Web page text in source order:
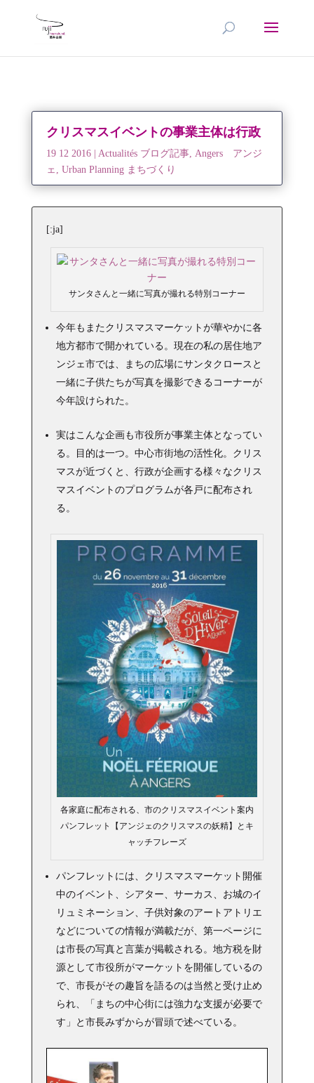
クリスマスイベントの事業主体は行政
19 12 2016| Actualités ブログ記事, Angers アンジ
ェ , Urban Planning まちづくり
[:ja]
サンタさんと一緒に写真が撮れる特別コーナー
今年もまたクリスマスマーケットが華やかに各
地方都市で開かれている。現在の私の居住地ア
ンジェ市では、まちの広場にサンタクロースと
一緒に子供たちが写真を撮影できるコーナーが
今年設けられた。
実はこんな企画も市役所が事業主体となってい
る。目的は一つ。中心市街地の活性化。クリス
マスが近づくと、行政が企画する様々なクリス
マスイベントのプログラムが各戸に配布され
る。
各家庭に配布される、市のクリスマスイベント案内
パンフレット【アンジェのクリスマスの妖精】とキ
ャッチフレーズ
パンフレットには、クリスマスマーケット開催
中のイベント、シアター、サーカス、お城のイ
リュミネーション、子供対象のアートアトリエ
などについての情報が満載だが、第一ページに
は市長の写真と言葉が掲載される。地方税を財
源として市役所がマーケットを開催しているの
で、市長がその趣旨を語るのは当然と受け止め
られ、「まちの中心街には強力な支援が必要で
す」と市長みずからが冒頭で述べている。